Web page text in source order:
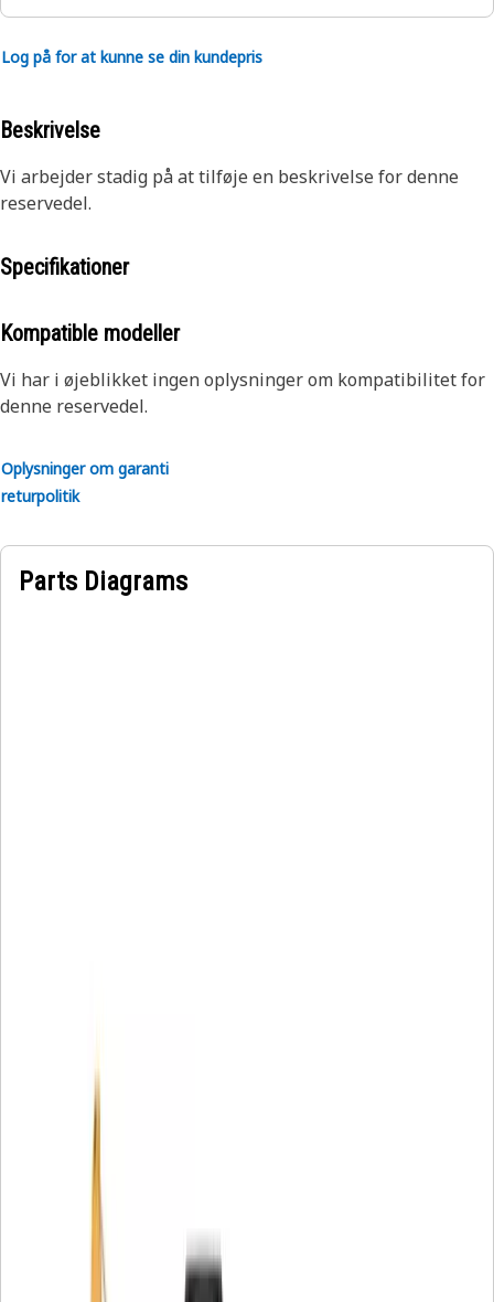
Log på for at kunne se din kundepris
Beskrivelse
Vi arbejder stadig på at tilføje en beskrivelse for denne
reservedel.
Specifikationer
Kompatible modeller
Vi har i øjeblikket ingen oplysninger om kompatibilitet for
denne reservedel.
Oplysninger om garanti
returpolitik
Parts Diagrams